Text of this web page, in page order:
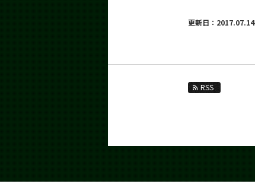
更新日：2017.07.14
RSS